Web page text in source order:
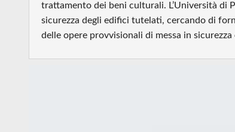
trattamento dei beni culturali. L’Università di
sicurezza degli edifici tutelati, cercando di
delle opere provvisionali di messa in